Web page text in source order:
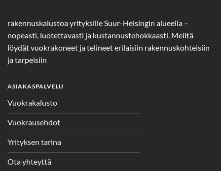
rakennuskalustoa yrityksille Suur-Helsingin alueella –
nopeasti, luotettavasti ja kustannustehokkaasti. Meiltä
löydät vuokrakoneet ja telineet erilaisiin rakennuskohteisiin
ja tarpeisiin
ASIAKASPALVELU
Vuokrakalusto
Vuokrausehdot
Yrityksen tarina
Ota yhteyttä